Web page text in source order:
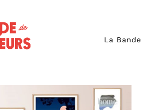
La Bande